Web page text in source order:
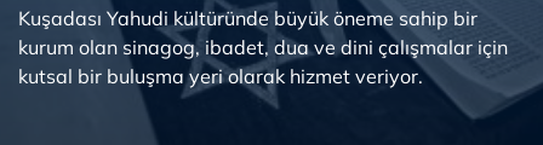
Kuşadası Yahudi kültüründe büyük öneme sahip bir
kurum olan sinagog, ibadet, dua ve dini çalışmalar için
kutsal bir buluşma yeri olarak hizmet veriyor.